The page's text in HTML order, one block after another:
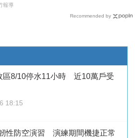
報導
Recommended by
區8/10停水11小時 近10萬戶受
18:15
性防空演習 演練期間機捷正常